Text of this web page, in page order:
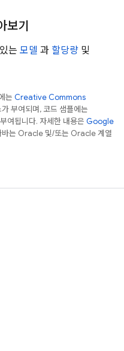
보기
는 모델 과 할당량 및
는 Creative Commons
부여되며, 코드 샘플에는
여됩니다. 자세한 내용은 Google
바는 Oracle 및/또는 Oracle 계열